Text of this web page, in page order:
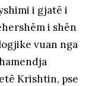
i gjatë i
i shën
vuan nga
Krishtin, pse